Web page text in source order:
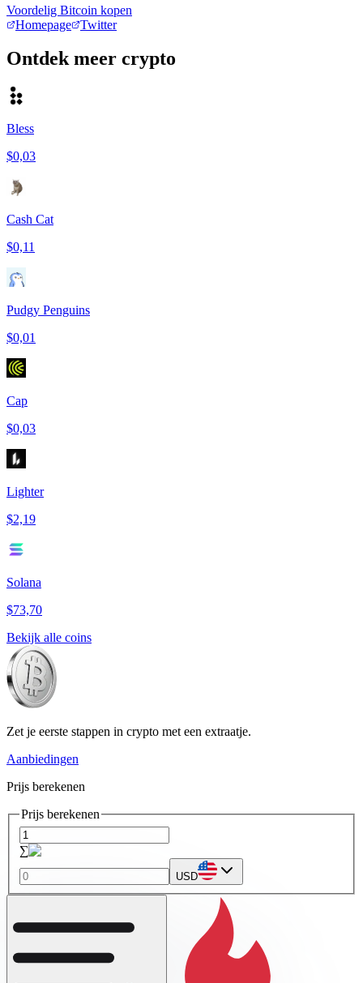
Voordelig Bitcoin kopen
Homepage
Twitter
Ontdek meer crypto
Bless
$0,03
Cash Cat
$0,11
Pudgy Penguins
$0,01
Cap
$0,03
Lighter
$2,19
Solana
$73,70
Bekijk alle coins
Zet je eerste stappen in crypto met een extraatje.
Aanbiedingen
Prijs berekenen
Prijs berekenen
∑
USD